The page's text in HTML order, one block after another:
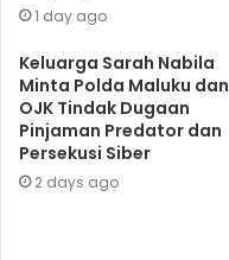
1 day ago
Keluarga Sarah Nabila
Minta Polda Maluku dan
OJK Tindak Dugaan
Pinjaman Predator dan
Persekusi Siber
2 days ago